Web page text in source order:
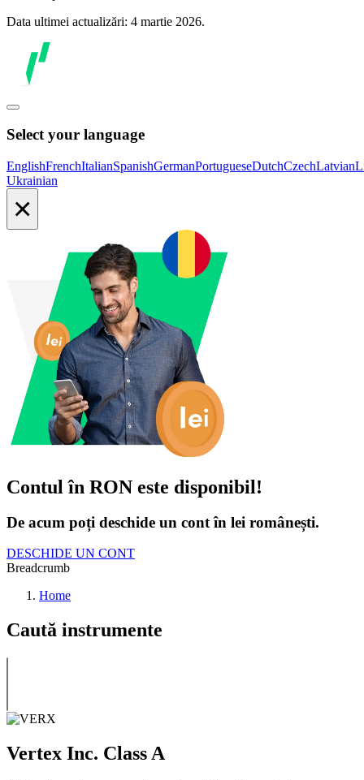
Data ultimei actualizări: 4 martie 2026.
Select your language
EnglishFrenchItalianSpanishGermanPortugueseDutchCzechLatvian
Ukrainian
×
Contul în RON este disponibil!
De acum poți deschide un cont în lei românești.
DESCHIDE UN CONT
Breadcrumb
Home
Caută instrumente
Vertex Inc. Class A